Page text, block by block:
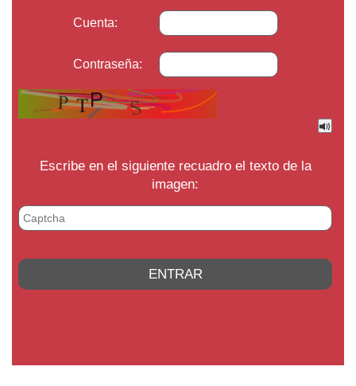
Cuenta:
Contraseña:
Escribe en el siguiente recuadro el texto de la
imagen: